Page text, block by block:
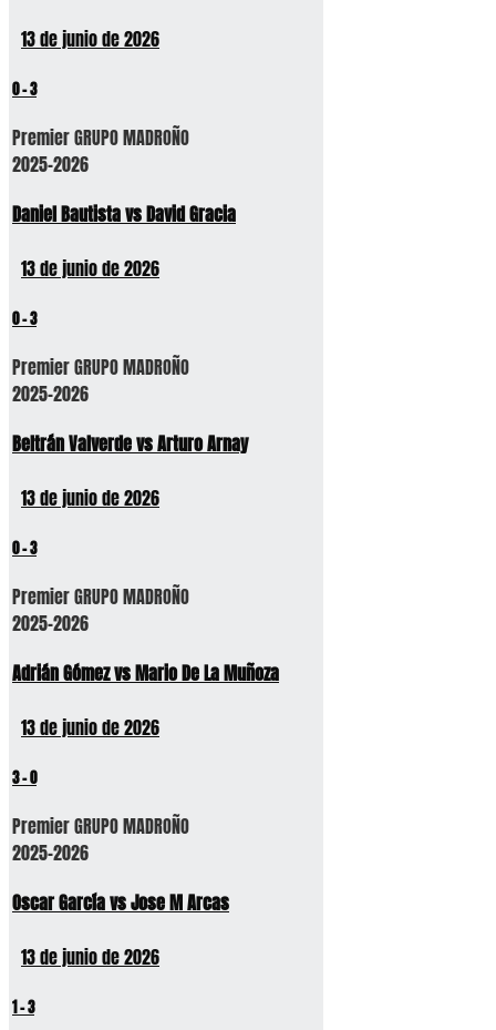
13 de junio de 2026
0-3
Premier GRUPO MADROÑO
2025-2026
Daniel Bautista vs David Gracia
13 de junio de 2026
0-3
Premier GRUPO MADROÑO
2025-2026
Beltrán Valverde vs Arturo Arnay
13 de junio de 2026
0-3
Premier GRUPO MADROÑO
2025-2026
Adrián Gómez vs Mario De La Muñoza
13 de junio de 2026
3-0
Premier GRUPO MADROÑO
2025-2026
Oscar García vs Jose M Arcas
13 de junio de 2026
1-3